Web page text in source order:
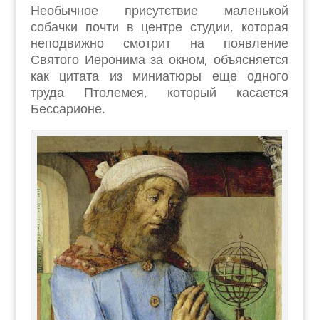
Необычное присутствие маленькой
собачки почти в центре студии, которая
неподвижно смотрит на появление
Святого Иеронима за окном, объясняется
как цитата из миниатюры еще одного
труда Птолемея, который касается
Бессарионе.